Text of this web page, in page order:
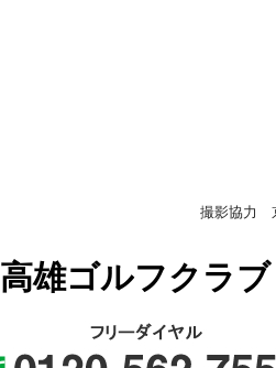
撮影協力
高雄ゴルフクラブ